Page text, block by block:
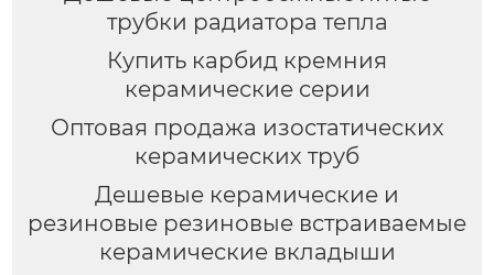
трубки радиатора тепла
Купить карбид кремния
керамические серии
Оптовая продажа изостатических
керамических труб
Дешевые керамические и
резиновые резиновые встраиваемые
керамические вкладыши